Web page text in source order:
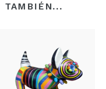
TAMBIÉN...